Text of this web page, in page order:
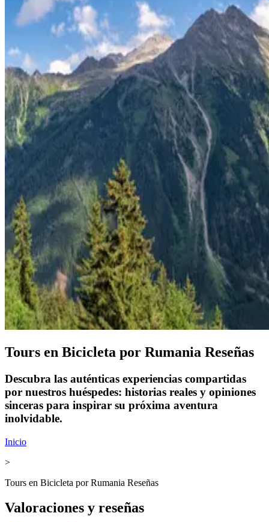
Tours en Bicicleta por Rumania Reseñas
Descubra las auténticas experiencias compartidas
por nuestros huéspedes: historias reales y opiniones
sinceras para inspirar su próxima aventura
inolvidable.
Inicio
>
Tours en Bicicleta por Rumania Reseñas
Valoraciones y reseñas